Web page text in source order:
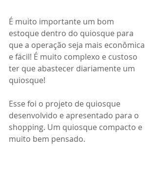
É muito importante um bom
estoque dentro do quiosque para
que a operação seja mais econômica
e fácil! É muito complexo e custoso
ter que abastecer diariamente um
quiosque!
Esse foi o projeto de quiosque
desenvolvido e apresentado para o
shopping. Um quiosque compacto e
muito bem pensado.